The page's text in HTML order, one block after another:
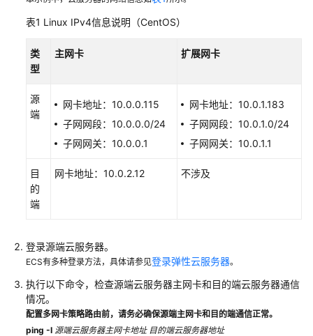
VPC
权
限
虚
路
由
和
路
由
表1 Linux IPv4信息说明（CentOS）
类
型
主网卡 扩展网卡
源
端
网卡地址：10.0.0.115
子网网段：10.0.0.0/24
子网网关：10.0.0.1
网卡地址：10.0.1.183
子网网段：10.0.1.0/24
子网网关：10.0.1.1
目
的
端
网卡地址：10.0.2.12 不涉及
登录源端云服务器。
ECS有多种登录方法，具体请参见登录弹性云服务器。
执行以下命令，检查源端云服务器主网卡和目的端云服务器通信
情况。
配置多网卡策略路由前，请务必确保源端主网卡和目的端通信正常。
ping -I 源端云服务器主网卡地址 目的端云服务器地址